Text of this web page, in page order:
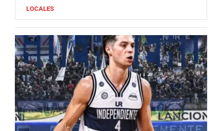
LOCALES